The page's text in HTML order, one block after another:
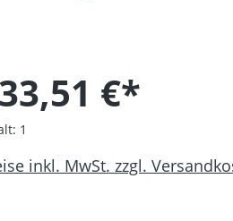
€*
1
inkl. MwSt. zzgl.